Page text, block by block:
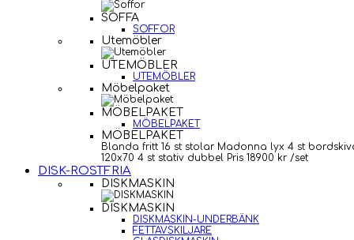
SOFFA
SOFFOR
Utemöbler
UTEMÖBLER
UTEMÖBLER
Möbelpaket
MÖBELPAKET
MÖBELPAKET
MÖBELPAKET
Blanda fritt 16 st stolar Madonna lyx 4 st
120x70 4 st stativ dubbel Pris 18900 kr /set
DISK-ROSTFRIA
DISKMASKIN
DISKMASKIN
DISKMASKIN-UNDERBÄNK
FETTAVSKILJARE